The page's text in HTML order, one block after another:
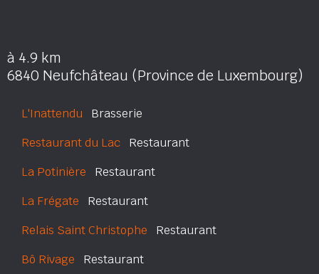
à 4.9 km
6840 Neufchâteau (Province de Luxembourg)
L'Inattendu Brasserie
Restaurant du Lac Restaurant
La Potinière Restaurant
La Frégate Restaurant
Relais Saint Christophe Restaurant
Bô Rivage Restaurant